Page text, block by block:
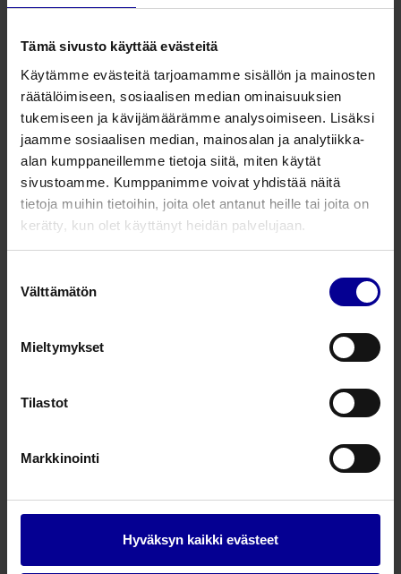
Tämä sivusto käyttää evästeitä
Käytämme evästeitä tarjoamamme sisällön ja mainosten
räätälöimiseen, sosiaalisen median ominaisuuksien
tukemiseen ja kävijämäärämme analysoimiseen. Lisäksi
jaamme sosiaalisen median, mainosalan ja analytiikka-
alan kumppaneillemme tietoja siitä, miten käytät
sivustoamme. Kumppanimme voivat yhdistää näitä
tietoja muihin tietoihin, joita olet antanut heille tai joita on
kerätty, kun olet käyttänyt heidän palvelujaan.
valinta
Välttämätön
Mieltymykset
Tilastot
Markkinointi
Hyväksyn kaikki evästeet
Nopeuttaa haavan paranemista
Puhdistaa haavaa ja pitää sen kosteana
Lue lisää
PolyMem MAX Silver-haavasidos -
10 x 10 cm
Tuotenumero: 1045PM
PolyMem MAX Silver-haavasidos -
20 x 20 cm
saatavilla